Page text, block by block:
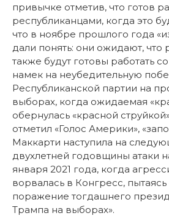
привычке отметив, что готов
республиканцами, когда это
что в ноябре прошлого года
дали понять: они ожидают, что
также будут готовы работать
намек на неубедительную
Республиканской партии на
выборах, когда ожидаемая
обернулась «красной
отметил «Голос Америки»,
Маккарти наступила на
двухлетней годовщины атаки
января 2021 года, когда
ворвалась в Конгресс, пытаясь
поражение тогдашнего
Трампа на выборах».